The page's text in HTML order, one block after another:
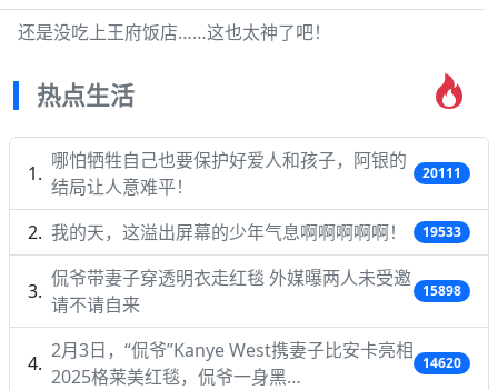
还是没吃上王府饭店……这也太神了吧！
热点生活
哪怕牺牲自己也要保护好爱人和孩子，阿银的
结局让人意难平！
20111
我的天，这溢出屏幕的少年气息啊啊啊啊啊！ 19533
侃爷带妻子穿透明衣走红毯 外媒曝两人未受邀
请不请自来
15898
2月3日，“侃爷”Kanye West携妻子比安卡亮相
2025格莱美红毯，侃爷一身黑…
14620